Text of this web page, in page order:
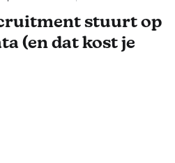
stuurt op
(en dat kost je